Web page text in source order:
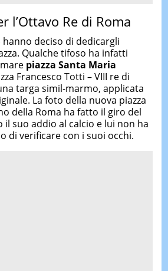
l’Ottavo Re di Roma
hanno deciso di dedicargli
Qualche tifoso ha infatti
piazza Santa Maria
Francesco Totti – VIII re di
targa simil-marmo, applicata
La foto della nuova piazza
della Roma ha fatto il giro del
suo addio al calcio e lui non ha
di verificare con i suoi occhi.